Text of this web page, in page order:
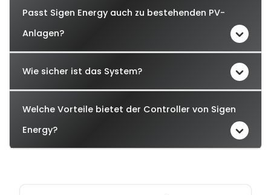
Passt Sigen Energy auch zu bestehenden PV-
Anlagen?
Wie sicher ist das System?
Welche Vorteile bietet der Controller von Sigen
Energy?